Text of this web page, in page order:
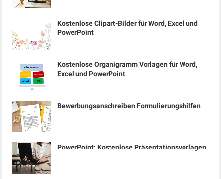
Kostenlose Clipart-Bilder für Word, Excel und
PowerPoint
Kostenlose Organigramm Vorlagen für Word,
Excel und PowerPoint
Bewerbungsanschreiben Formulierungshilfen
PowerPoint: Kostenlose Präsentationsvorlagen